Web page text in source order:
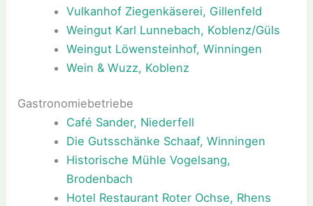
Vulkanhof Ziegenkäserei, Gillenfeld
Weingut Karl Lunnebach, Koblenz/Güls
Weingut Löwensteinhof, Winningen
Wein & Wuzz, Koblenz
Gastronomiebetriebe
Café Sander, Niederfell
Die Gutsschänke Schaaf, Winningen
Historische Mühle Vogelsang,
Brodenbach
Hotel Restaurant Roter Ochse, Rhens